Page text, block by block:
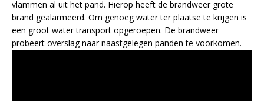
vlammen al uit het pand. Hierop heeft de brandweer grote
brand gealarmeerd. Om genoeg water ter plaatse te krijgen is
een groot water transport opgeroepen. De brandweer
probeert overslag naar naastgelegen panden te voorkomen.